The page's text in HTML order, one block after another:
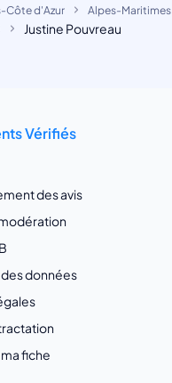
Côte d'Azur
Alpes-Maritimes
Justine Pouvreau
Vérifiés
des avis
données
fiche